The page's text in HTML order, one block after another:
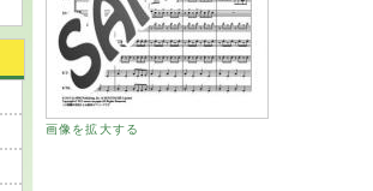
画像を拡大する